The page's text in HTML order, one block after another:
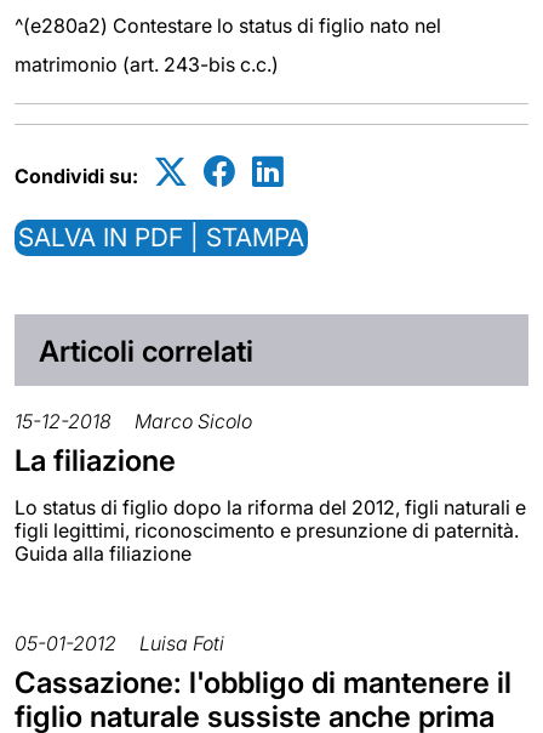
^(e280a2) Contestare lo status di figlio nato nel
matrimonio (art. 243-bis c.c.)
Condividi su:
SALVA IN PDF | STAMPA
Articoli correlati
15-12-2018 Marco Sicolo
La filiazione
Lo status di figlio dopo la riforma del 2012, figli naturali e
figli legittimi, riconoscimento e presunzione di paternità.
Guida alla filiazione
05-01-2012 Luisa Foti
Cassazione: l'obbligo di mantenere il
figlio naturale sussiste anche prima